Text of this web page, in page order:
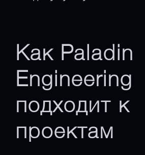
Как Paladin
Engineering
подходит к
проектам